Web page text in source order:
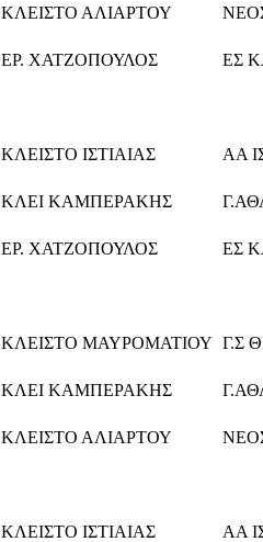
ΚΛΕΙΣΤΟ ΑΛΙΑΡΤΟΥ
ΕΡ. ΧΑΤΖΟΠΟΥΛΟΣ ΕΣ
ΚΛΕΙΣΤΟ ΙΣΤΙΑΙΑΣ ΑΑ
ΚΛΕΙ ΚΑΜΠΕΡΑΚΗΣ
ΕΡ. ΧΑΤΖΟΠΟΥΛΟΣ ΕΣ
ΚΛΕΙΣΤΟ ΜΑΥΡΟΜΑΤΙΟΥ Γ.Σ
ΚΛΕΙ ΚΑΜΠΕΡΑΚΗΣ
ΚΛΕΙΣΤΟ ΑΛΙΑΡΤΟΥ
ΚΛΕΙΣΤΟ ΙΣΤΙΑΙΑΣ ΑΑ